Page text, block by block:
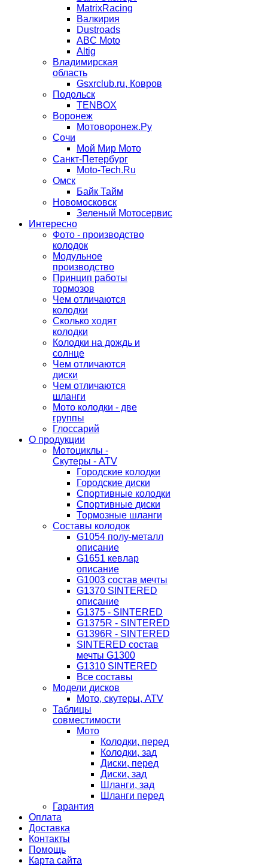
MatrixRacing
Валкирия
Dustroads
ABC Moto
Altig
Владимирская
область
Gsxrclub.ru, Ковров
Подольск
TENBOX
Воронеж
Мотоворонеж.Ру
Сочи
Мой Мир Мото
Санкт-Петербург
Moto-Tech.Ru
Омск
Байк Тайм
Новомосковск
Зеленый Мотосервис
Интересно
Фото - производство
колодок
Модульное
производство
Принцип работы
тормозов
Чем отличаются
колодки
Сколько ходят
колодки
Колодки на дождь и
солнце
Чем отличаются
диски
Чем отличаются
шланги
Мото колодки - две
группы
Глоссарий
О продукции
Мотоциклы -
Скутеры - ATV
Городские колодки
Городские диски
Спортивные колодки
Спортивные диски
Тормозные шланги
Составы колодок
G1054 полу-металл
описание
G1651 кевлар
описание
G1003 состав мечты
G1370 SINTERED
описание
G1375 - SINTERED
G1375R - SINTERED
G1396R - SINTERED
SINTERED состав
мечты G1300
G1310 SINTERED
Все составы
Модели дисков
Мото, скутеры, ATV
Таблицы
совместимости
Мото
Колодки, перед
Колодки, зад
Диски, перед
Диски, зад
Шланги, зад
Шланги перед
Гарантия
Оплата
Доставка
Контакты
Помощь
Карта сайта